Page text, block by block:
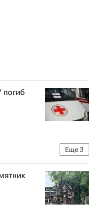
погиб
Еще3
Луганск